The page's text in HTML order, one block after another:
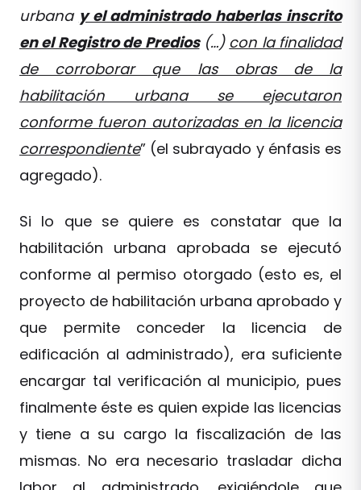
urbana y el administrado haberlas inscrito
en el Registro de Predios(…) con la finalidad
de corroborar que las obras de la
habilitación urbana se ejecutaron
conforme fueron autorizadas en la licencia
correspondiente” (el subrayado y énfasis es
agregado).
Si lo que se quiere es constatar que la
habilitación urbana aprobada se ejecutó
conforme al permiso otorgado (esto es, el
proyecto de habilitación urbana aprobado y
que permite conceder la licencia de
edificación al administrado), era suficiente
encargar tal verificación al municipio, pues
finalmente éste es quien expide las licencias
y tiene a su cargo la fiscalización de las
mismas. No era necesario trasladar dicha